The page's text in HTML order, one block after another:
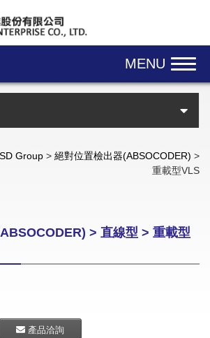
MENU
Group > 絕對位置檢出器(ABSOCODER) >
重載型VLS
> 直線型 > 重載型
產品洽詢